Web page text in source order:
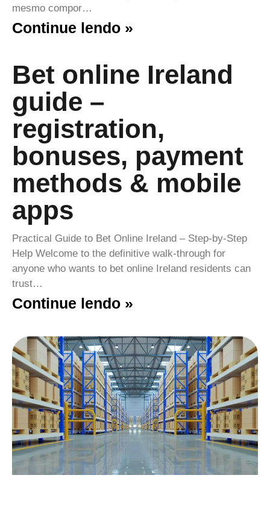
mesmo compor…
Continue lendo »
Bet online Ireland
guide –
registration,
bonuses, payment
methods & mobile
apps
Practical Guide to Bet Online Ireland – Step‑by‑Step
Help Welcome to the definitive walk‑through for
anyone who wants to bet online Ireland residents can
trust…
Continue lendo »